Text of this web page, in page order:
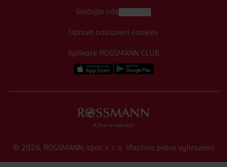
Aplikace ROSSMANN CLUB
Sledujte nás
Upravit nastavení cookies
© 2026, ROSSMANN, spol. s. r. o. Všechna práva vyhrazena